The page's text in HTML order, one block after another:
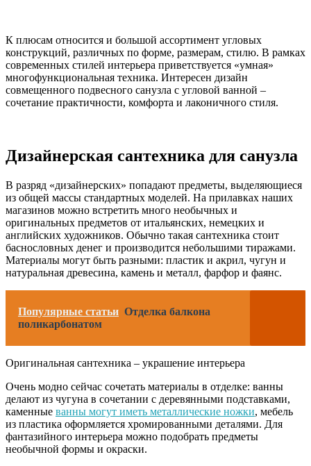
К плюсам относится и большой ассортимент угловых
конструкций, различных по форме, размерам, стилю. В рамках
современных стилей интерьера приветствуется «умная»
многофункциональная техника. Интересен дизайн
совмещенного подвесного санузла с угловой ванной –
сочетание практичности, комфорта и лаконичного стиля.
Дизайнерская сантехника для санузла
В разряд «дизайнерских» попадают предметы, выделяющиеся
из общей массы стандартных моделей. На прилавках наших
магазинов можно встретить много необычных и
оригинальных предметов от итальянских, немецких и
английских художников. Обычно такая сантехника стоит
баснословных денег и производится небольшими тиражами.
Материалы могут быть разными: пластик и акрил, чугун и
натуральная древесина, камень и металл, фарфор и фаянс.
Популярные статьи Отделка балкона
поликарбонатом
Оригинальная сантехника – украшение интерьера
Очень модно сейчас сочетать материалы в отделке: ванны
делают из чугуна в сочетании с деревянными подставками,
каменные ванны могут иметь металлические ножки, мебель
из пластика оформляется хромированными деталями. Для
фантазийного интерьера можно подобрать предметы
необычной формы и окраски.